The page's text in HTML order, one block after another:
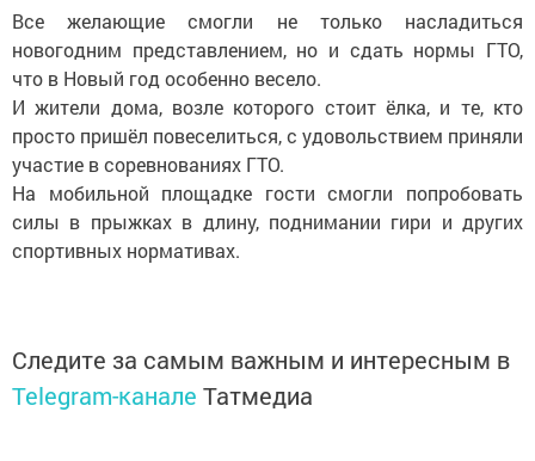
Все желающие смогли не только насладиться
новогодним представлением, но и сдать нормы ГТО,
что в Новый год особенно весело.
И жители дома, возле которого стоит ёлка, и те, кто
просто пришёл повеселиться, с удовольствием приняли
участие в соревнованиях ГТО.
На мобильной площадке гости смогли попробовать
силы в прыжках в длину, поднимании гири и других
спортивных нормативах.
Следите за самым важным и интересным в
Telegram-канале Татмедиа